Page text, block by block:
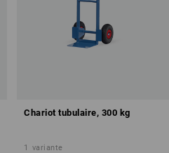
Chariot tubulaire, 300 kg
1 variante